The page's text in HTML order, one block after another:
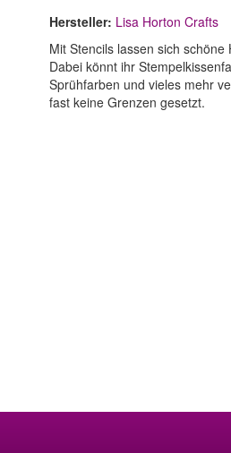
Hersteller: Lisa Horton Crafts
Mit Stencils lassen sich
Dabei könnt ihr
Sprühfarben und vieles mehr
fast keine Grenzen gesetzt.